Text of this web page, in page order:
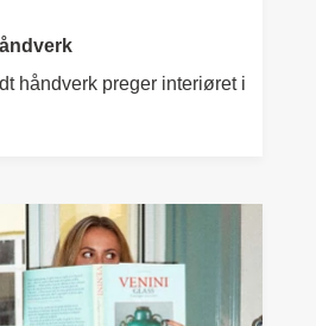
håndverk preger interiøret i